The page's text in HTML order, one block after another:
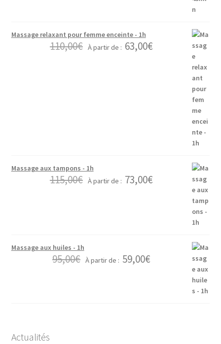
Massage relaxant pour femme enceinte - 1h
110,00€ À partir de : 63,00€
Massage aux tampons - 1h
115,00€ À partir de : 73,00€
Massage aux huiles - 1h
95,00€ À partir de : 59,00€
Actualités